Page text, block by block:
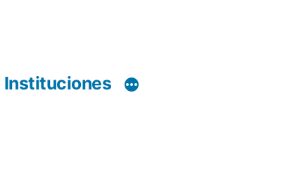
Instituciones